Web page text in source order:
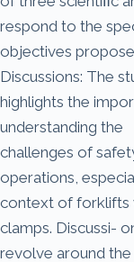
respond to the
objectives
Discussions: The
highlights the
understanding the
challenges of
operations,
context of forklifts
clamps. Discussi-
revolve around